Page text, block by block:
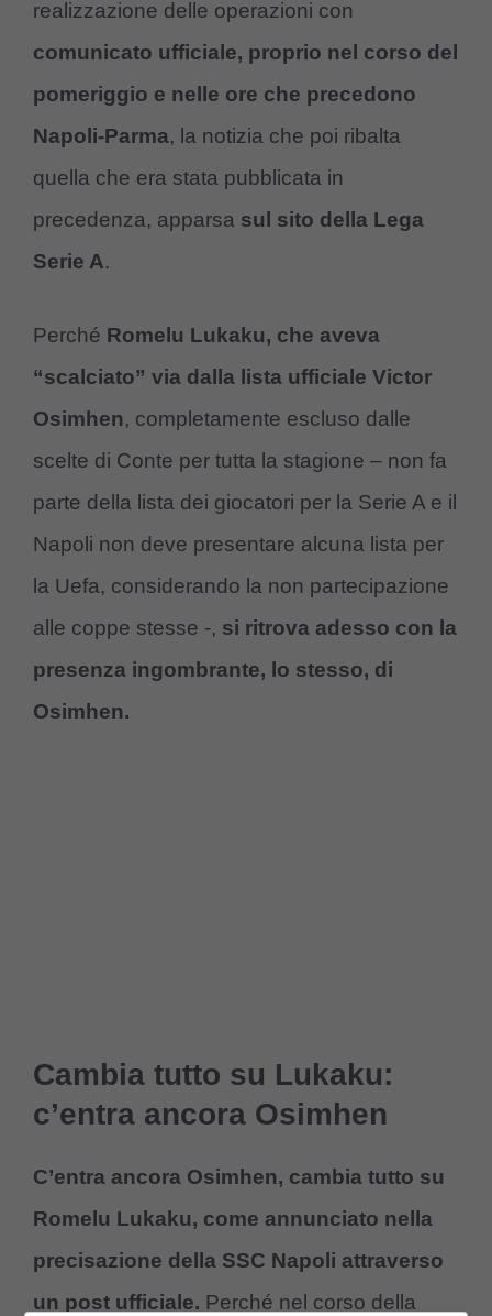
realizzazione delle operazioni con
comunicato ufficiale, proprio nel corso del
pomeriggio e nelle ore che precedono
Napoli-Parma, la notizia che poi ribalta
quella che era stata pubblicata in
precedenza, apparsa sul sito della Lega
Serie A.
Perché Romelu Lukaku, che aveva
“scalciato” via dalla lista ufficiale Victor
Osimhen, completamente escluso dalle
scelte di Conte per tutta la stagione – non fa
parte della lista dei giocatori per la Serie A e il
Napoli non deve presentare alcuna lista per
la Uefa, considerando la non partecipazione
alle coppe stesse -, si ritrova adesso con la
presenza ingombrante, lo stesso, di
Osimhen.
Cambia tutto su Lukaku:
c’entra ancora Osimhen
C’entra ancora Osimhen, cambia tutto su
Romelu Lukaku, come annunciato nella
precisazione della SSC Napoli attraverso
un post ufficiale. Perché nel corso della